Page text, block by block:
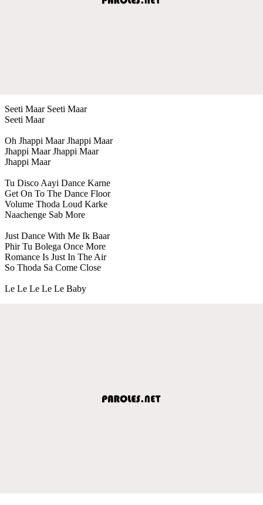
Seeti Maar Seeti Maar
Seeti Maar
Oh Jhappi Maar Jhappi Maar
Jhappi Maar Jhappi Maar
Jhappi Maar
Tu Disco Aayi Dance Karne
Get On To The Dance Floor
Volume Thoda Loud Karke
Naachenge Sab More
Just Dance With Me Ik Baar
Phir Tu Bolega Once More
Romance Is Just In The Air
So Thoda Sa Come Close
Le Le Le Le Le Baby